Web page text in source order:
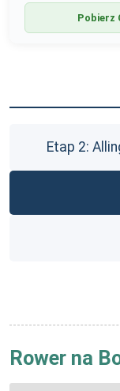
Pobierz
Etap 2:
Rower na